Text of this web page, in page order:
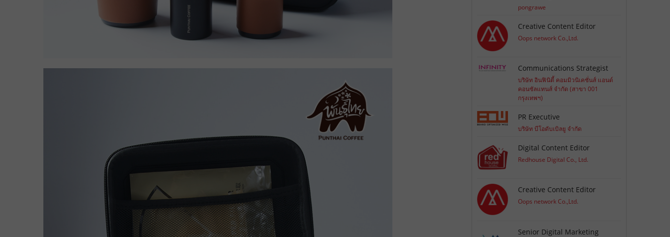
pongrawe
Creative Content Editor
Oops network Co.,Ltd.
Communications Strategist
บริษัท อินฟินิตี้ คอมมิวนิเคชั่นส์ แอนด์
คอนซัลแทนส์ จำกัด (สาขา 001
กรุงเทพฯ)
PR Executive
บริษัท บีโอดับเบิลยู จำกัด
Digital Content Editor
Redhouse Digital Co., Ltd.
Creative Content Editor
Oops network Co.,Ltd.
Senior Digital Marketing